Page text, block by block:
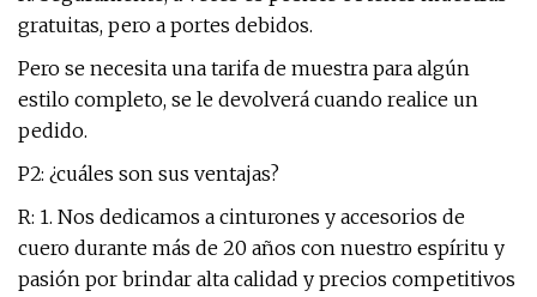
gratuitas, pero a portes debidos.
Pero se necesita una tarifa de muestra para algún
estilo completo, se le devolverá cuando realice un
pedido.
P2: ¿cuáles son sus ventajas?
R: 1. Nos dedicamos a cinturones y accesorios de
cuero durante más de 20 años con nuestro espíritu y
pasión por brindar alta calidad y precios competitivos